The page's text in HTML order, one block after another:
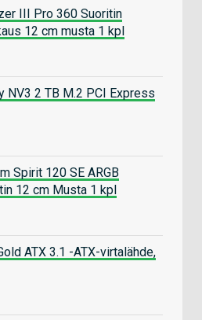
III Pro 360 Suoritin
12 cm musta 1 kpl
NV3 2 TB M.2 PCI Express
Spirit 120 SE ARGB
12 cm Musta 1 kpl
ATX 3.1 -ATX-virtalähde,